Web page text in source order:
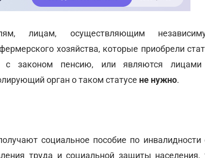
лицам, осуществляющим
хозяйства, которые приобрели
с законом пенсию, или являются
орган о таком статусе не нужно.
социальное пособие по инвалидности
труда и социальной защиты населения,